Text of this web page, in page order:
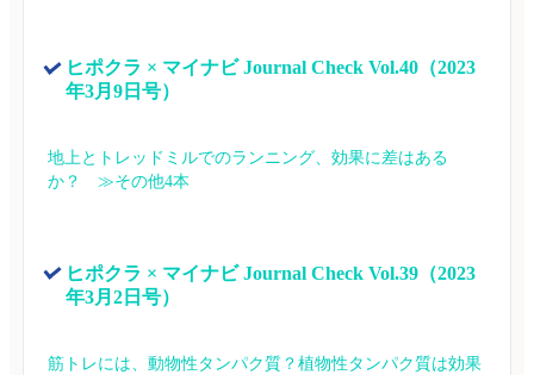
ヒポクラ × マイナビ Journal Check Vol.40（2023
年3月9日号）
地上とトレッドミルでのランニング、効果に差はある
か？　≫その他4本
ヒポクラ × マイナビ Journal Check Vol.39（2023
年3月2日号）
筋トレには、動物性タンパク質？植物性タンパク質は効果